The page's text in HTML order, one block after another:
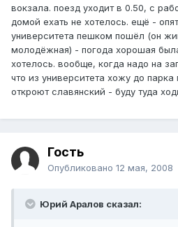
вокзала. поезд уходит в 0.50, с
домой ехать не хотелось. ещё -
университета пешком пошёл (он
молодёжная) - погода хорошая
хотелось. вообще, когда надо на
что из университета хожу до
откроют славянский - буду туда
Гость
Опубликовано 12 мая, 2008
Юрий Аралов сказал: